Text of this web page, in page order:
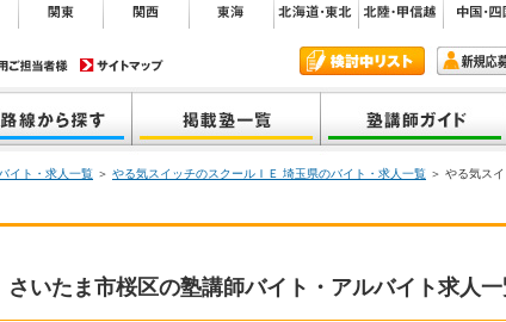
イト・求人一覧 ＞ やる気スイッチのスクールＩＥ 埼玉県のバイト・求人一覧 ＞ やる気ス
いたま市桜区の塾講師バイト・アルバイト求人